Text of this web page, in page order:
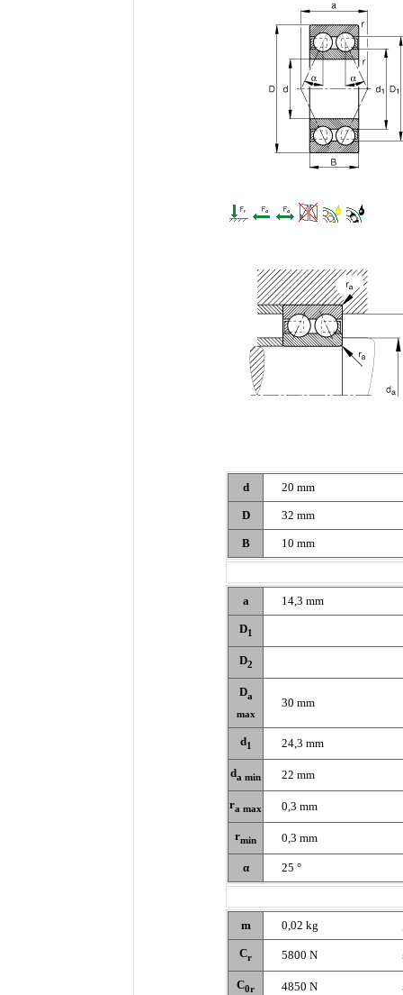
d 20 mm
D 32 mm
B 10 mm
a 14,3 mm
D1
D2
Da
max
30 mm
d1 24,3 mm
da min 22 mm
ra max 0,3 mm
rmin 0,3 mm
α 25 °
m 0,02 kg
Cr 5800 N
C0r 4850 N